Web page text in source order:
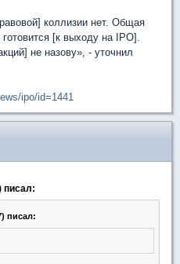
коллизии нет. Общая
[к выходу на IPO].
не назову», - уточнил
ipo/id=1441
писал:
писал: